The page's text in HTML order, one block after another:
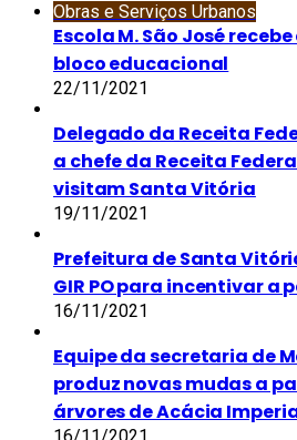
Obras e Serviços Urbanos
Escola M. São José
bloco educacional
22/11/2021
Delegado da Receita
a chefe da Receita
visitam Santa Vitória
19/11/2021
Prefeitura de Santa
GIR PO para incentivar a
16/11/2021
Equipe da secretaria de
produz novas mudas a
árvores de Acácia